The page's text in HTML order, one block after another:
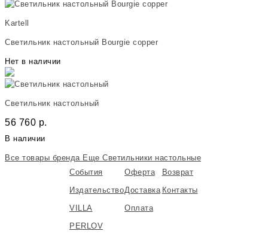
Kartell
Светильник настольный Bourgie copper
Нет в наличии
Светильник настольный
56 760 р.
В наличии
Все товары бренда Еще Светильники настольные
События
Издательство
VILLA
PERLOV
Оферта
Доставка
Оплата
Возврат
Контакты